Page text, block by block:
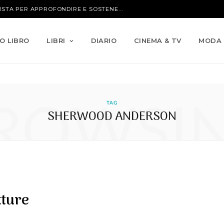
LIBRO LIBRI DIARIO CINEMA & TV MODA
TAG
SHERWOOD ANDERSON